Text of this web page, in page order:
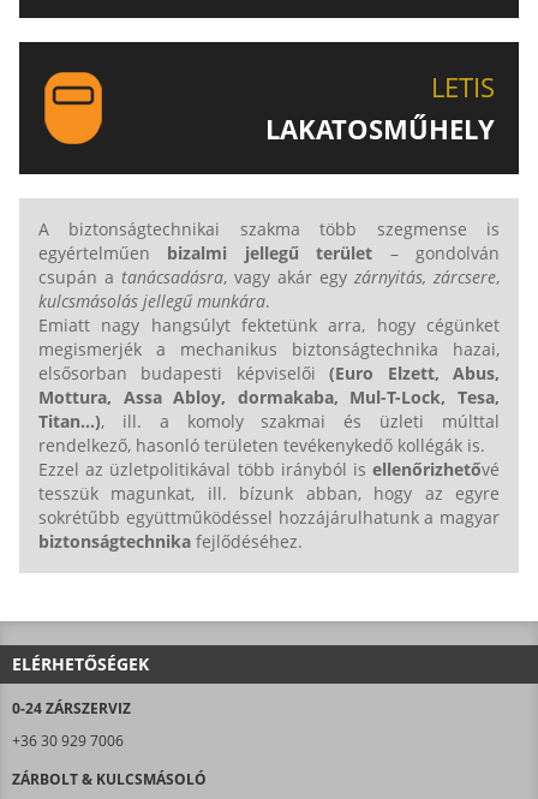
LETIS
LAKATOSMŰHELY
A biztonságtechnikai szakma több szegmense is
egyértelműen bizalmi jellegű terület – gondolván
csupán a tanácsadásra, vagy akár egy zárnyitás, zárcsere,
kulcsmásolás jellegű munkára.
Emiatt nagy hangsúlyt fektetünk arra, hogy cégünket
megismerjék a mechanikus biztonságtechnika hazai,
elsősorban budapesti képviselői(Euro Elzett,Abus,
Mottura, Assa Abloy, dormakaba, Mul-T-Lock, Tesa,
Titan...), ill. a komoly szakmai és üzleti múlttal
rendelkező, hasonló területen tevékenykedő kollégák is.
Ezzel az üzletpolitikával több irányból is ellenőrizhetővé
tesszük magunkat, ill. bízunk abban, hogy az egyre
sokrétűbb együttműködéssel hozzájárulhatunk a magyar
biztonságtechnika fejlődéséhez.
ELÉRHETŐSÉGEK
0-24 ZÁRSZERVIZ
+36 30 929 7006
ZÁRBOLT & KULCSMÁSOLÓ